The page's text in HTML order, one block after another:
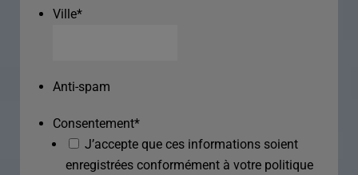
Ville*
Anti-spam
Consentement*
J’accepte que ces informations soient
enregistrées conformément à votre politique